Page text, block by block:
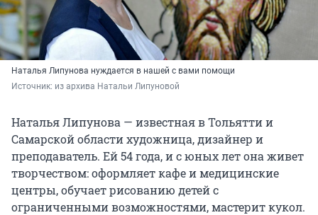
Наталья Липунова нуждается в нашей с вами помощи
Источник: из архива Натальи Липуновой
Наталья Липунова — известная в Тольятти и
Самарской области художница, дизайнер и
преподаватель. Ей 54 года, и с юных лет она живет
творчеством: оформляет кафе и медицинские
центры, обучает рисованию детей с
ограниченными возможностями, мастерит кукол.